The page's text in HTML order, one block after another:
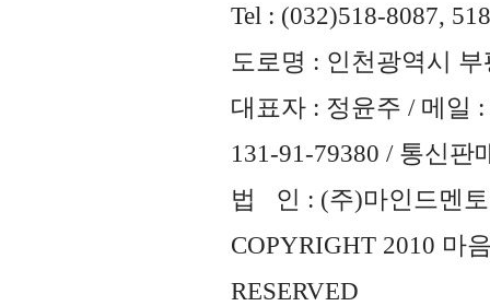
Tel : (032)518-8087,
도로명 : 인천광역시
대표자 : 정윤주 / 메일 :
131-91-79380 / 통신판
법 인 : (주)마인드멘토
COPYRIGHT 2010 마
RESERVED